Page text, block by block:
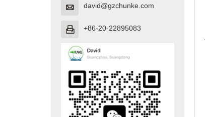
 david@gzchunke.com
 +86-20-22895083